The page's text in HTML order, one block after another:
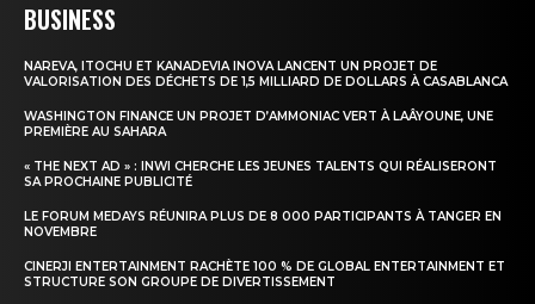
BUSINESS
NAREVA, ITOCHU ET KANADEVIA INOVA LANCENT UN PROJET DE
VALORISATION DES DÉCHETS DE 1,5 MILLIARD DE DOLLARS À CASABLANCA
WASHINGTON FINANCE UN PROJET D’AMMONIAC VERT À LAÂYOUNE, UNE
PREMIÈRE AU SAHARA
« THE NEXT AD » : INWI CHERCHE LES JEUNES TALENTS QUI RÉALISERONT
SA PROCHAINE PUBLICITÉ
LE FORUM MEDAYS RÉUNIRA PLUS DE 8 000 PARTICIPANTS À TANGER EN
NOVEMBRE
CINERJI ENTERTAINMENT RACHÈTE 100 % DE GLOBAL ENTERTAINMENT ET
STRUCTURE SON GROUPE DE DIVERTISSEMENT